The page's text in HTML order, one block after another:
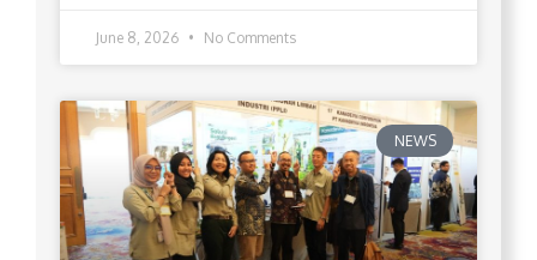
June 8, 2026 No Comments
NEWS